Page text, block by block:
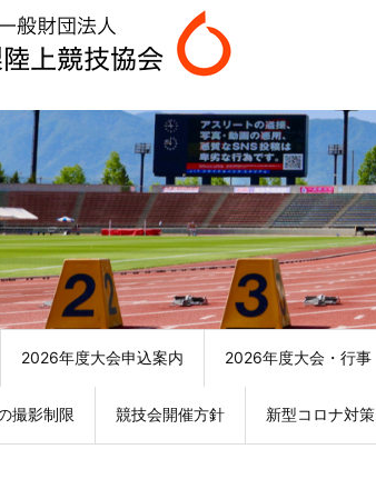
2026年度大会申込案内 2026年度大会・行事
撮影制限 競技会開催方針 新型コロナ対策